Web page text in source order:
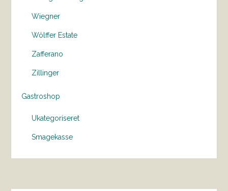
Wiegner
Wölffer Estate
Zafferano
Zillinger
Gastroshop
Ukategoriseret
Smagekasse